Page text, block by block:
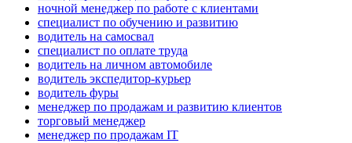
ночной менеджер по работе с клиентами
специалист по обучению и развитию
водитель на самосвал
специалист по оплате труда
водитель на личном автомобиле
водитель экспедитор-курьер
водитель фуры
менеджер по продажам и развитию клиентов
торговый менеджер
менеджер по продажам IT